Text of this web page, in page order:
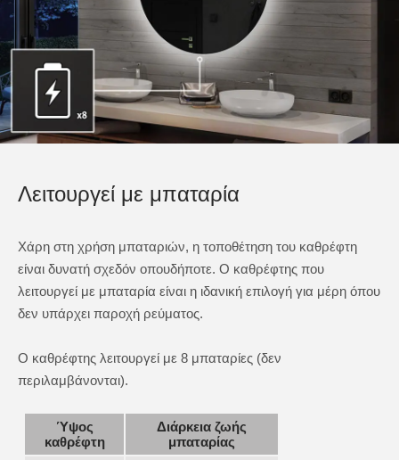
Λειτουργεί με μπαταρία
Χάρη στη χρήση μπαταριών, η τοποθέτηση του καθρέφτη
είναι δυνατή σχεδόν οπουδήποτε. Ο καθρέφτης που
λειτουργεί με μπαταρία είναι η ιδανική επιλογή για μέρη όπου
δεν υπάρχει παροχή ρεύματος.
Ο καθρέφτης λειτουργεί με 8 μπαταρίες (δεν
περιλαμβάνονται).
Ύψος
καθρέφτη
Διάρκεια ζωής
μπαταρίας